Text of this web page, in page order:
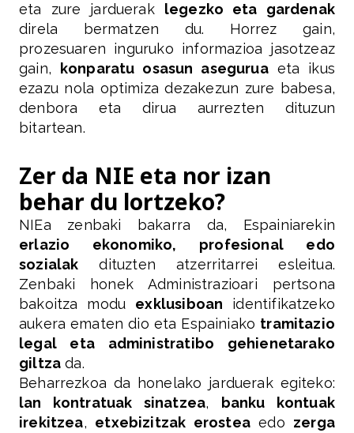
eta zure jarduerak legezko eta gardenak
direla bermatzen du. Horrez gain,
prozesuaren inguruko informazioa jasotzeaz
gain,
konparatu osasun aseguruaeta ikus
ezazu nola optimiza dezakezun zure babesa,
denbora eta dirua aurrezten dituzun
bitartean.
Zer da NIE eta nor izan
behar du lortzeko?
NIEa zenbaki bakarra da, Espainiarekin
erlazio ekonomiko, profesional edo
sozialak dituzten atzerritarrei esleitua.
Zenbaki honek Administrazioari pertsona
bakoitza modu exklusiboan identifikatzeko
aukera ematen dio eta Espainiako tramitazio
legal eta administratibo gehienetarako
giltza da.
Beharrezkoa da honelako jarduerak egiteko:
lan kontratuak sinatzea,
banku kontuak
irekitzea, etxebizitzak erosteaedo zerga